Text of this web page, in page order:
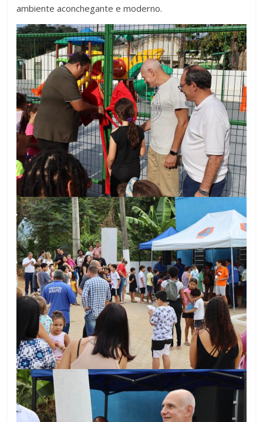
ambiente aconchegante e moderno.